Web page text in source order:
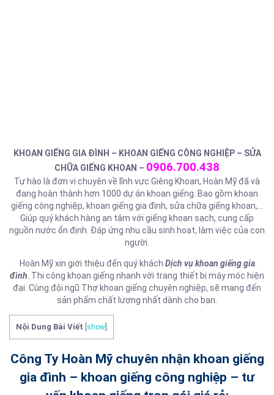
KHOAN GIẾNG GIA ĐÌNH – KHOAN GIẾNG CÔNG NGHIỆP – SỬA
CHỮA GIẾNG KHOAN – 0906.700.438
Tự hào là đơn vị chuyên về lĩnh vực Giêng Khoan, Hoàn Mỹ đã và
đang hoàn thành hơn 1000 dự án khoan giếng. Bao gồm khoan
giếng công nghiệp, khoan giếng gia đình, sửa chữa giếng khoan,…
Giúp quý khách hàng an tâm với giếng khoan sạch, cung cấp
nguồn nước ổn định. Đáp ứng nhu cầu sinh hoạt, làm việc của con
người.
Hoàn Mỹ xin giới thiệu đến quý khách Dịch vụ khoan giếng gia
đình . Thi công khoan giếng nhanh với trang thiết bị máy móc hiện
đại. Cùng đội ngũ Thợ khoan giếng chuyên nghiệp, sẽ mang đến
sản phẩm chất lượng nhất dành cho bạn.
Nội Dung Bài Viết show
Công Ty Hoàn Mỹ chuyên nhận khoan giếng
gia đình – khoan giếng công nghiệp – tư